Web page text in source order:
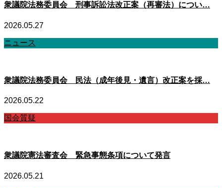
衆議院法務委員会 刑事訴訟法改正案（再審法）につい…
2026.05.27
ニュース
衆議院法務委員会 民法（成年後見・遺言）改正案を採…
2026.05.22
国会質疑
衆議院憲法審査会 緊急事態条項について発言
2026.05.21